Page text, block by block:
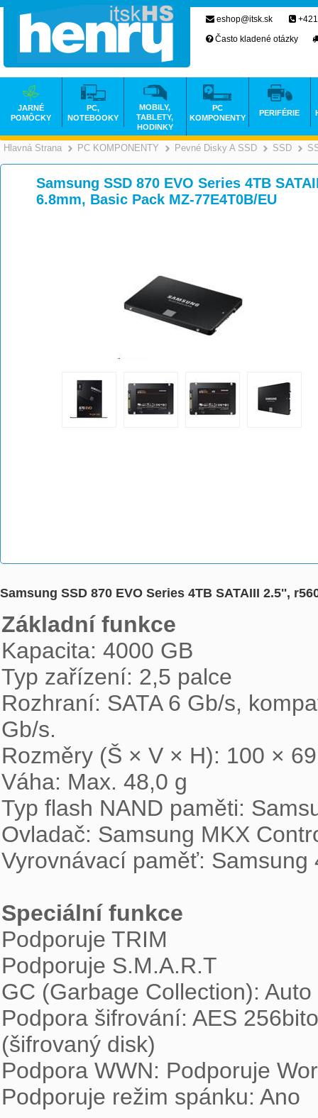
Hlavná Strana >
PC KOMPONENTY >
Pevné Disky A SSD SSD
Samsung SSD 870 EVO Series 4TB
6.8mm, Basic Pack MZ-77E4T0B/EU
Samsung SSD 870 EVO Series 4TB SATAIII 2.5'',
Základní funkce
Kapacita: 4000 GB
Typ zařízení: 2,5 palce
Rozhraní: SATA 6 Gb/s,
Gb/s.
Rozměry (Š × V × H): 100 ×
Váha: Max. 48,0 g
Typ flash NAND paměti:
Ovladač: Samsung MKX
Vyrovnávací paměť: Samsung
Speciální funkce
Podporuje TRIM
Podporuje S.M.A.R.T
GC (Garbage Collection):
Podpora šifrování: AES
(šifrovaný disk)
Podpora WWN: Podporuje
Podporuje režim spánku: Ano
eshop@itsk.sk
Často kladené otázky
JARNÉ
POMÔCKY
PC,
NOTEBOOKY
MOBILY,
TABLETY,
HODINKY
PC
KOMPONENTY
PERIFÉRIE